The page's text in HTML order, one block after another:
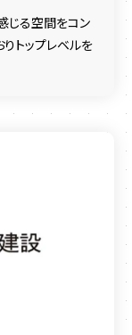
じる空間をコン
トップレベルを